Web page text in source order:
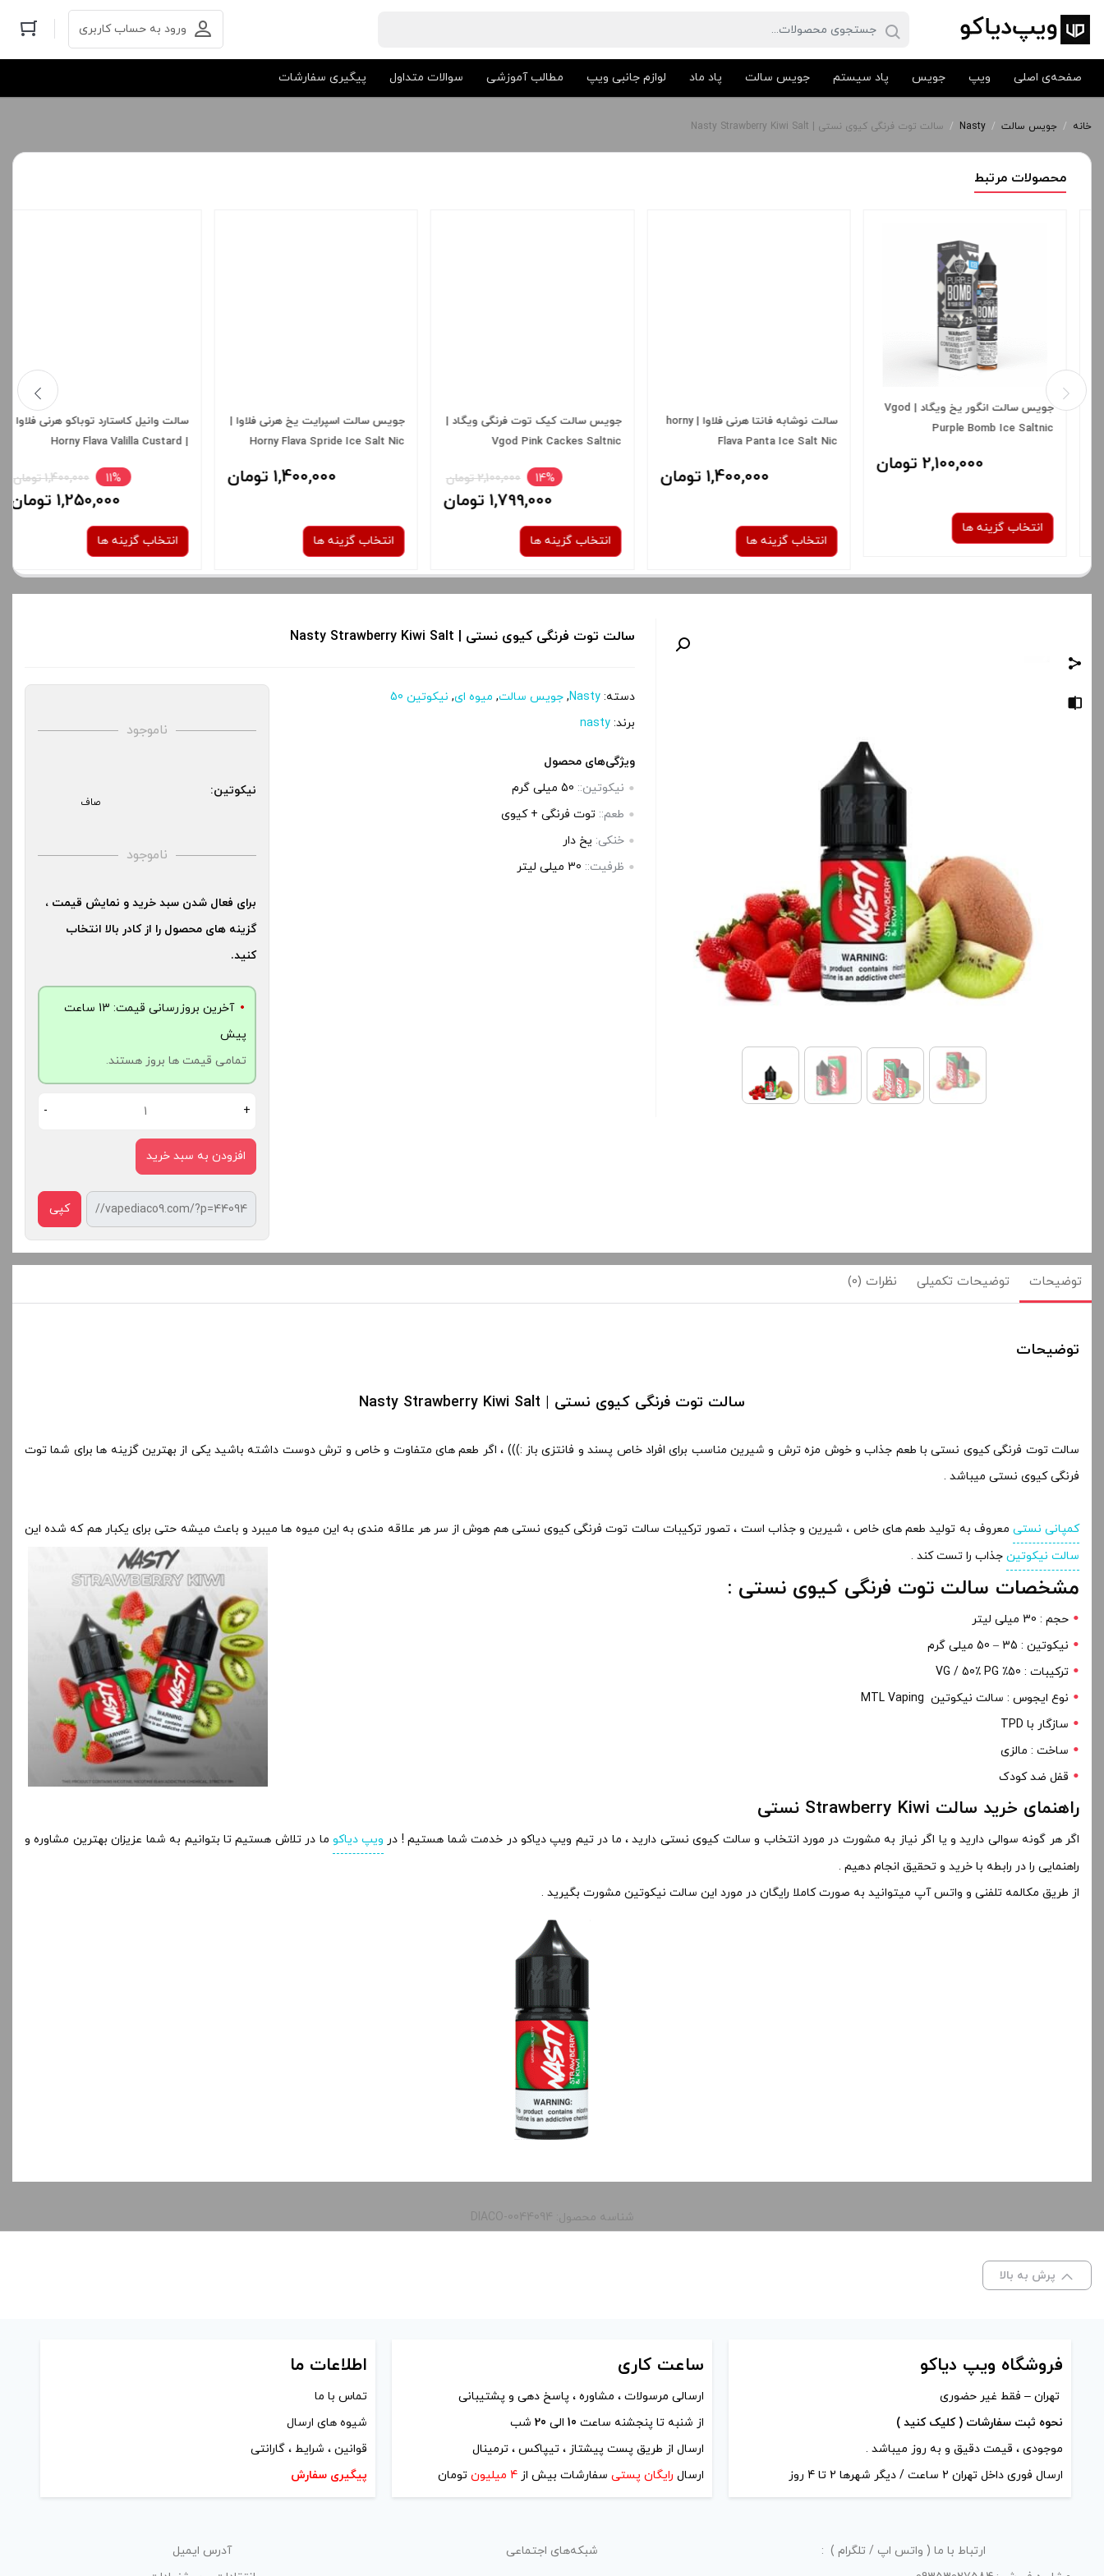
ورود به حساب کاربری
صفحه‌ی اصلی ویپ جویس پاد سیستم جویس سالت پاد ماد لوازم جانبی ویپ مطالب آموزشی سوالات متداول پیگیری سفارشات
خانه / جویس سالت /
Nasty
/ سالت توت فرنگی کیوی نستی | Nasty Strawberry Kiwi Salt
محصولات مرتبط
سالت نوشابه فانتا هرنی فلاوا | horny
Flava Panta Ice Salt Nic
1,400,000 تومان
انتخاب گزینه ها
نیکوتین:
-
افزودن به سبد خرید
کپ
Vgod Pink Cackes Saltnic
2,100,000 تومان
1,799,000 تومان
انتخاب گزینه ها
نیکوتین:
بالا انتخاب کنید.
ساعت پیش
تمامی قیمت ها بروز هستند.
+
افزودن به سبد خرید
Horny Flava Spride Ice Salt Nic
1,400,000 تومان
انتخاب گزینه ها
نیکوتین:
برای فعال شدن سبد خرید و نمایش
قیمت ، گزینه های محصول را از کادر
ساعت پیش
تمامی قیمت ها بروز هستند.
| Horny Flava Valilla Custard
Tobacco salt
1,400,000 تومان
1,250,000 تومان
انتخاب گزینه ها
نیکوتین:
برای فعال شدن سبد خرید و نمایش
کپ
سالت رد بول یخ هورنی | Horny Flava
Red Bull Ice SaltNic
18% 1,400,000 تومان
1,150,000 تومان
انتخاب گزینه ها
قیمت ، گزینه های محصول را از کادر
تمامی قیمت ها بروز هستند.
+
سالت توت فرنگی کیوی نستی | Nasty Strawberry Kiwi Salt
دسته:Nasty
,جویس سالت, میوه ای, نیکوتین 50
برند:nasty
ویژگی‌های محصول
نیکوتین:: 50 میلی گرم
طعم::توت فرنگی + کیوی
خنکی: یخ دار
ظرفیت:: 30 میلی‌ لیتر
ناموجود
نیکوتین:
صاف
ناموجود
برای فعال شدن سبد خرید و نمایش قیمت ،
گزینه های محصول را از کادر بالا انتخاب
کنید.
آخرین بروزرسانی قیمت: 13 ساعت
پیش
تمامی قیمت ها بروز هستند.
- +
افزودن به سبد خرید
کپی
توضیحات توضیحات تکمیلی نظرات (0)
توضیحات
سالت توت فرنگی کیوی نستی | Nasty Strawberry Kiwi Salt
سالت توت فرنگی کیوی نستی با طعم جذاب و خوش مزه ترش و شیرین مناسب برای افراد خاص پسند و فانتزی باز :))) ، اگر طعم های متفاوت و خاص و ترش دوست داشته باشید یکی از بهترین گزینه ها برای شما توت
فرنگی کیوی نستی میباشد .
کمپانی نستی معروف به تولید طعم های خاص ، شیرین و جذاب است ، تصور ترکیبات سالت توت فرنگی کیوی نستی هم هوش از سر هر علاقه مندی به این میوه ها میبرد و باعث میشه حتی برای یکبار هم که شده این
سالت نیکوتین جذاب را تست کند .
مشخصات سالت توت فرنگی کیوی نستی :
حجم : 30 میلی لیتر
نیکوتین : 35 – 50 میلی گرم
ترکیبات : 50٪ VG / 50٪ PG
نوع ایجوس : سالت نیکوتین MTL Vaping
سازگار با TPD
ساخت : مالزی
قفل ضد کودک
راهنمای خرید سالت Strawberry Kiwi نستی
اگر هر گونه سوالی دارید و یا اگر نیاز به مشورت در مورد انتخاب و سالت کیوی نستی دارید ، ما در تیم ویپ دیاکو در خدمت شما هستیم ! در ویپ دیاکوما در تلاش هستیم تا بتوانیم به شما عزیزان بهترین مشاوره و
راهنمایی را در رابطه با خرید و تحقیق انجام دهیم .
از طریق مکالمه تلفنی و واتس آپ میتوانید به صورت کاملا رایگان در مورد این سالت نیکوتین مشورت بگیرید .
شناسه محصول: DIACO-0044094
پرش به بالا
فروشگاه ویپ دیاکو
تهران – فقط غیر حضوری
نحوه ثبت سفارشات ( کلیک کنید )
موجودی ، قیمت دقیق و به روز میباشد .
ارسال فوری داخل تهران 2 ساعت / دیگر شهرها 2 تا 4 روز
ساعت کاری
ارسالی مرسولات ، مشاوره ، پاسخ دهی و پشتیبانی
از شنبه تا پنجشنه ساعت 10الی 20شب
ارسال از طریق پست پیشتاز ، تیپاکس ، ترمینال
ارسال رایگان پستی سفارشات بیش از 4 میلیون تومان
اطلاعات ما
تماس با ما
شیوه های ارسال
قوانین ، شرایط ، گارانتی
پیگیری سفارش
ارتباط با ما ( واتس اپ / تلگرام ) :
شبکه‌های اجتماعی
آدرس ایمیل